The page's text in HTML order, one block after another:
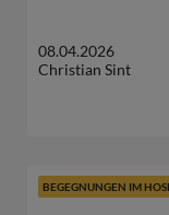
08.04.2026
Christian Sint
BEGEGNUNGEN IM